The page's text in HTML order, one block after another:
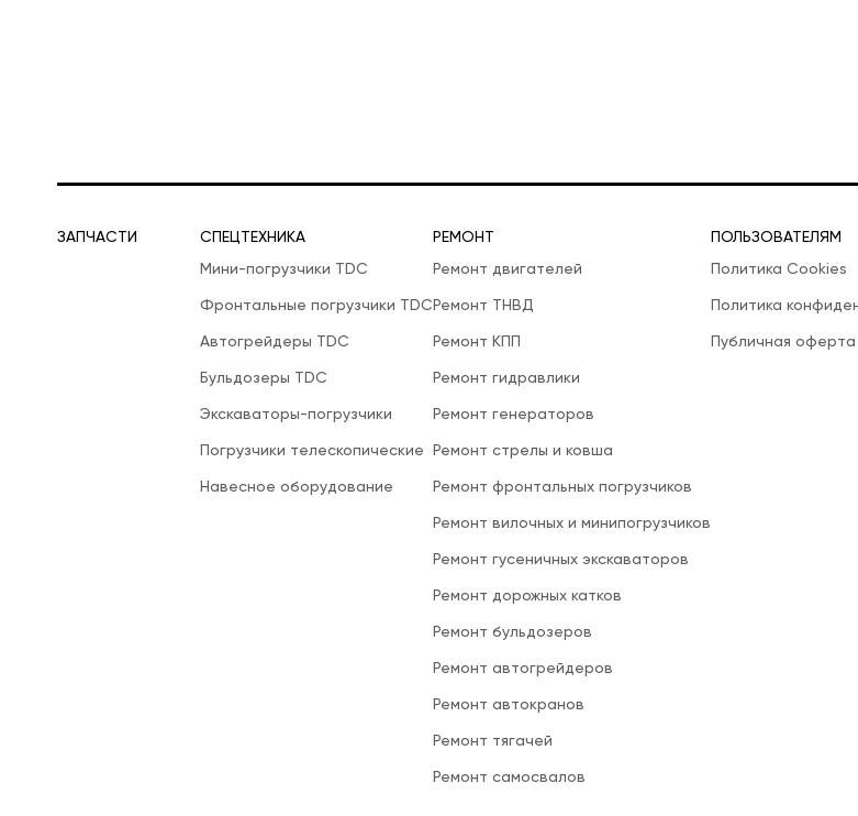
ЗАПЧАСТИ
СПЕЦТЕХНИКА
Мини-погрузчики TDC
Фронтальные погрузчики TDC
Автогрейдеры TDC
Бульдозеры TDC
Экскаваторы-погрузчики
Погрузчики телескопические
Навесное оборудование
РЕМОНТ
Ремонт двигателей
Ремонт ТНВД
Ремонт КПП
Ремонт гидравлики
Ремонт генераторов
Ремонт стрелы и ковша
Ремонт фронтальных погрузчиков
Ремонт вилочных и минипогрузчиков
Ремонт гусеничных экскаваторов
Ремонт дорожных катков
Ремонт бульдозеров
Ремонт автогрейдеров
Ремонт автокранов
Ремонт тягачей
Ремонт самосвалов
ПОЛЬЗОВАТЕЛЯМ
Политика Cookies
Политика
Публичная оферта